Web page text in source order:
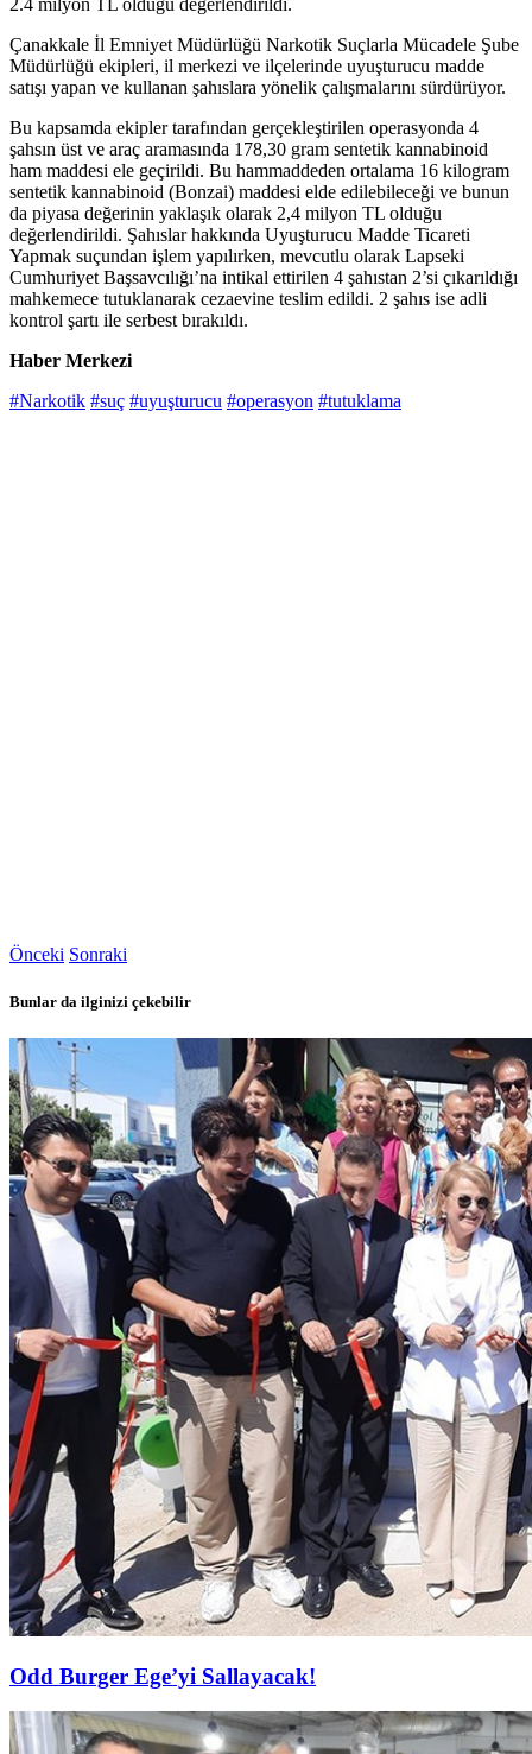
2.4 milyon TL olduğu değerlendirildi.
Çanakkale İl Emniyet Müdürlüğü Narkotik Suçlarla Mücadele Şube
Müdürlüğü ekipleri, il merkezi ve ilçelerinde uyuşturucu madde
satışı yapan ve kullanan şahıslara yönelik çalışmalarını sürdürüyor.
Bu kapsamda ekipler tarafından gerçekleştirilen operasyonda 4
şahsın üst ve araç aramasında 178,30 gram sentetik kannabinoid
ham maddesi ele geçirildi. Bu hammaddeden ortalama 16 kilogram
sentetik kannabinoid (Bonzai) maddesi elde edilebileceği ve bunun
da piyasa değerinin yaklaşık olarak 2,4 milyon TL olduğu
değerlendirildi. Şahıslar hakkında Uyuşturucu Madde Ticareti
Yapmak suçundan işlem yapılırken, mevcutlu olarak Lapseki
Cumhuriyet Başsavcılığı’na intikal ettirilen 4 şahıstan 2’si çıkarıldığı
mahkemece tutuklanarak cezaevine teslim edildi. 2 şahıs ise adli
kontrol şartı ile serbest bırakıldı.
Haber Merkezi
#Narkotik #suç #uyuşturucu #operasyon #tutuklama
Önceki Sonraki
Bunlar da ilginizi çekebilir
Odd Burger Ege’yi Sallayacak!